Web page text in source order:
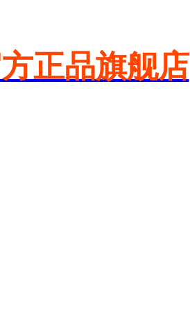
正品旗舰店